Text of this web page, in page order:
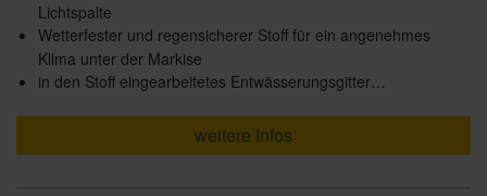
Lichtspalte
Wetterfester und regensicherer Stoff für ein angenehmes
Klima unter der Markise
in den Stoff eingearbeitetes Entwässerungsgitter…
weitere Infos